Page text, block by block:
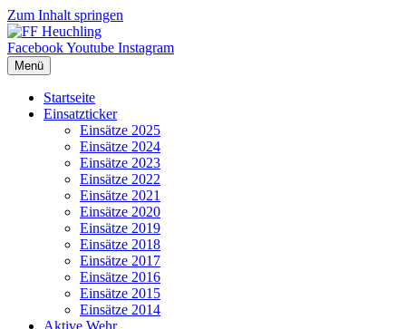
Zum Inhalt springen
FacebookYoutube Instagram
Menü
Startseite
Einsatzticker
Einsätze 2025
Einsätze 2024
Einsätze 2023
Einsätze 2022
Einsätze 2021
Einsätze 2020
Einsätze 2019
Einsätze 2018
Einsätze 2017
Einsätze 2016
Einsätze 2015
Einsätze 2014
Aktive Wehr